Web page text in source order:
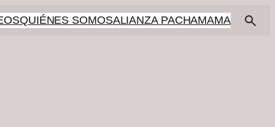
QUIÉNES SOMOSALIANZA PACHAMAMA